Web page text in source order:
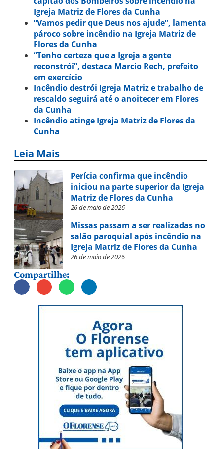
Igreja Matriz de Flores da Cunha
“Vamos pedir que Deus nos ajude”, lamenta
pároco sobre incêndio na Igreja Matriz de
Flores da Cunha
“Tenho certeza que a Igreja a gente
reconstrói”, destaca Marcio Rech, prefeito
em exercício
Incêndio destrói Igreja Matriz e trabalho de
rescaldo seguirá até o anoitecer em Flores
da Cunha
Incêndio atinge Igreja Matriz de Flores da
Cunha
Leia Mais
Perícia confirma que incêndio
iniciou na parte superior da Igreja
Matriz de Flores da Cunha
26 de maio de 2026
Missas passam a ser realizadas no
salão paroquial após incêndio na
Igreja Matriz de Flores da Cunha
26 de maio de 2026
Compartilhe: